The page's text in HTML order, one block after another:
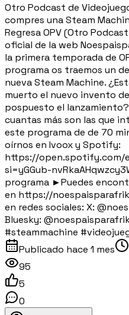
Otro Podcast de
compres una Steam
Regresa OPV (Otro
oficial de la web
la primera temporada de
programa os traemos un
nueva Steam Machine.
muerto el nuevo invento
pospuesto el
cuantas más son las que
este programa de de 70
oírnos en Ivoox y Spotify:
https://open.spotify.com/
si=yGGub-
programa ►Puedes
en https://
en redes sociales: X:
Bluesky:
#steammachine
Publicado hace 1 mes
95
5
0